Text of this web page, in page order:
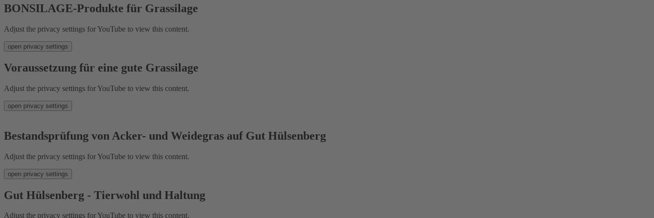
BONSILAGE-Produkte für Grassilage
Adjust the privacy settings for YouTube to view this content.
open privacy settings
Voraussetzung für eine gute Grassilage
Adjust the privacy settings for YouTube to view this content.
open privacy settings
Bestandsprüfung von Acker- und Weidegras auf Gut Hülsenberg
Adjust the privacy settings for YouTube to view this content.
open privacy settings
Gut Hülsenberg - Tierwohl und Haltung
Adjust the privacy settings for YouTube to view this content.